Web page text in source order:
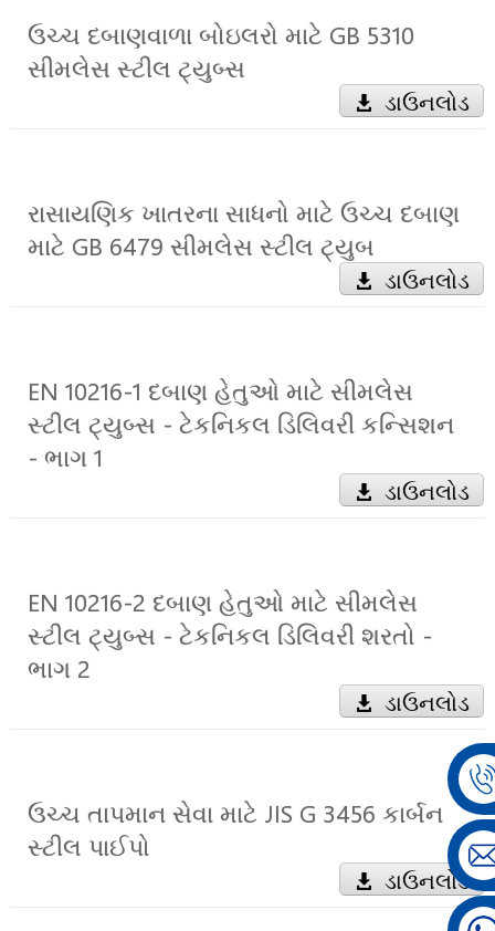
ઉચ્ચ દબાણવાળા બોઇલરો માટે GB 5310
સીમલેસ સ્ટીલ ટ્યુબ્સ
ડાઉનલોડ
રાસાયણિક ખાતરના સાધનો માટે ઉચ્ચ દબાણ
માટે GB 6479 સીમલેસ સ્ટીલ ટ્યુબ
ડાઉનલોડ
EN 10216-1 દબાણ હેતુઓ માટે સીમલેસ
સ્ટીલ ટ્યુબ્સ - ટેકનિકલ ડિલિવરી કન્સિશન
- ભાગ 1
ડાઉનલોડ
EN 10216-2 દબાણ હેતુઓ માટે સીમલેસ
સ્ટીલ ટ્યુબ્સ - ટેકનિકલ ડિલિવરી શરતો -
ભાગ 2
ડાઉનલોડ
ઉચ્ચ તાપમાન સેવા માટે JIS G 3456 કાર્બન
સ્ટીલ પાઈપો
ડાઉનલોડ